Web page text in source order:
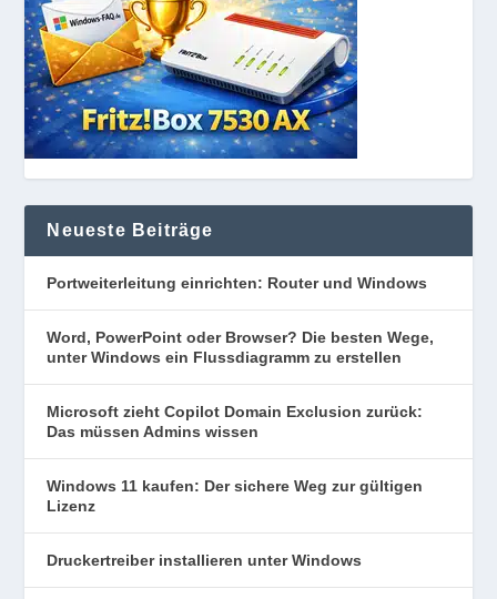
Neueste Beiträge
Portweiterleitung einrichten: Router und Windows
Word, PowerPoint oder Browser? Die besten Wege,
unter Windows ein Flussdiagramm zu erstellen
Microsoft zieht Copilot Domain Exclusion zurück:
Das müssen Admins wissen
Windows 11 kaufen: Der sichere Weg zur gültigen
Lizenz
Druckertreiber installieren unter Windows